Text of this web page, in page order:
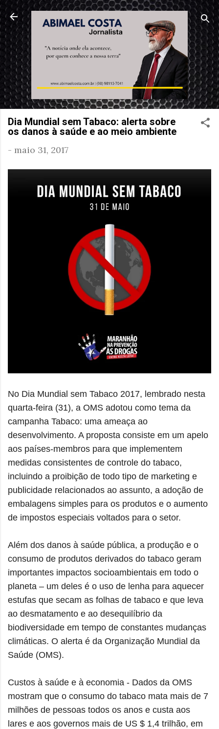
Pular para o conteúdo principal
Dia Mundial sem Tabaco: alerta sobre
os danos à saúde e ao meio ambiente
- maio 31, 2017
No Dia Mundial sem Tabaco 2017, lembrado nesta
quarta-feira (31), a OMS adotou como tema da
campanha Tabaco: uma ameaça ao
desenvolvimento. A proposta consiste em um apelo
aos países-membros para que implementem
medidas consistentes de controle do tabaco,
incluindo a proibição de todo tipo de marketing e
publicidade relacionados ao assunto, a adoção de
embalagens simples para os produtos e o aumento
de impostos especiais voltados para o setor.
Além dos danos à saúde pública, a produção e o
consumo de produtos derivados do tabaco geram
importantes impactos socioambientais em todo o
planeta – um deles é o uso de lenha para aquecer
estufas que secam as folhas de tabaco e que leva
ao desmatamento e ao desequilíbrio da
biodiversidade em tempo de constantes mudanças
climáticas. O alerta é da Organização Mundial da
Saúde (OMS).
Custos à saúde e à economia - Dados da OMS
mostram que o consumo do tabaco mata mais de 7
milhões de pessoas todos os anos e custa aos
lares e aos governos mais de US $ 1,4 trilhão, em